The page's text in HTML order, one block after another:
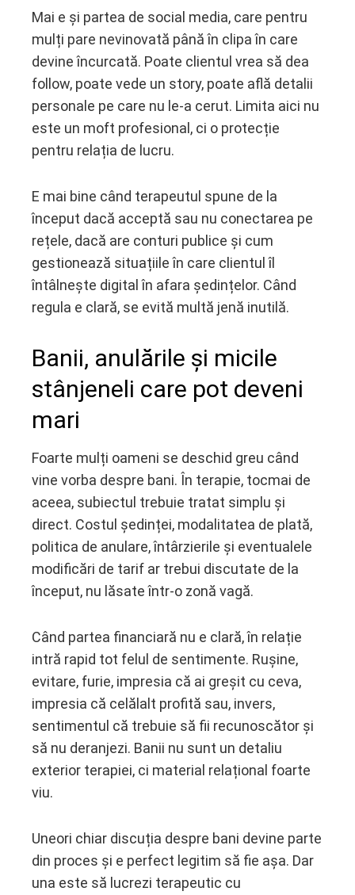
Mai e și partea de social media, care pentru
mulți pare nevinovată până în clipa în care
devine încurcată. Poate clientul vrea să dea
follow, poate vede un story, poate află detalii
personale pe care nu le-a cerut. Limita aici nu
este un moft profesional, ci o protecție
pentru relația de lucru.
E mai bine când terapeutul spune de la
început dacă acceptă sau nu conectarea pe
rețele, dacă are conturi publice și cum
gestionează situațiile în care clientul îl
întâlnește digital în afara ședințelor. Când
regula e clară, se evită multă jenă inutilă.
Banii, anulările și micile
stânjeneli care pot deveni
mari
Foarte mulți oameni se deschid greu când
vine vorba despre bani. În terapie, tocmai de
aceea, subiectul trebuie tratat simplu și
direct. Costul ședinței, modalitatea de plată,
politica de anulare, întârzierile și eventualele
modificări de tarif ar trebui discutate de la
început, nu lăsate într-o zonă vagă.
Când partea financiară nu e clară, în relație
intră rapid tot felul de sentimente. Rușine,
evitare, furie, impresia că ai greșit cu ceva,
impresia că celălalt profită sau, invers,
sentimentul că trebuie să fii recunoscător și
să nu deranjezi. Banii nu sunt un detaliu
exterior terapiei, ci material relațional foarte
viu.
Uneori chiar discuția despre bani devine parte
din proces și e perfect legitim să fie așa. Dar
una este să lucrezi terapeutic cu